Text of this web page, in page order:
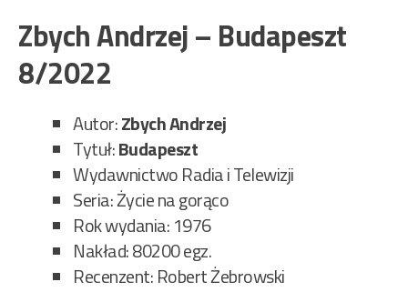
Zbych Andrzej – Budapeszt
8/2022
Autor:Zbych Andrzej
Tytuł:Budapeszt
Wydawnictwo Radia i Telewizji
Seria: Życie na gorąco
Rok wydania: 1976
Nakład: 80200 egz.
Recenzent: Robert Żebrowski